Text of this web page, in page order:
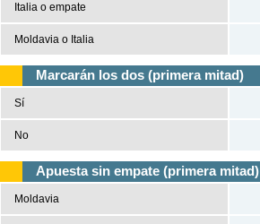
Italia o empate
Moldavia o Italia
Marcarán los dos (primera mitad)
Sí
No
Apuesta sin empate (primera mitad)
Moldavia